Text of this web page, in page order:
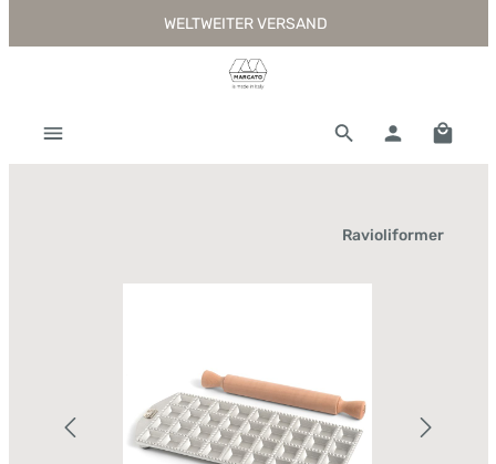
Zum Hauptinhalt springenWELTWEITER VERSAND
Ravioliformer